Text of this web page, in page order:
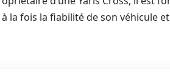
la fois la fiabilité de son véhicule